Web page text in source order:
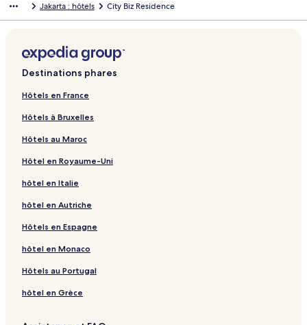
Jakarta : hôtels City Biz Residence
Destinations phares
Hôtels en France
Hôtels à Bruxelles
Hôtels au Maroc
Hôtel en Royaume-Uni
hôtel en Italie
hôtel en Autriche
Hôtels en Espagne
hôtel en Monaco
Hôtels au Portugal
hôtel en Grèce